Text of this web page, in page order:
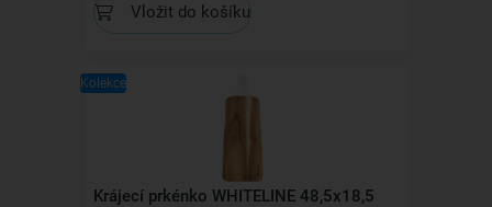
Vložit do košíku
Kolekce
Krájecí prkénko WHITELINE 48,5x18,5